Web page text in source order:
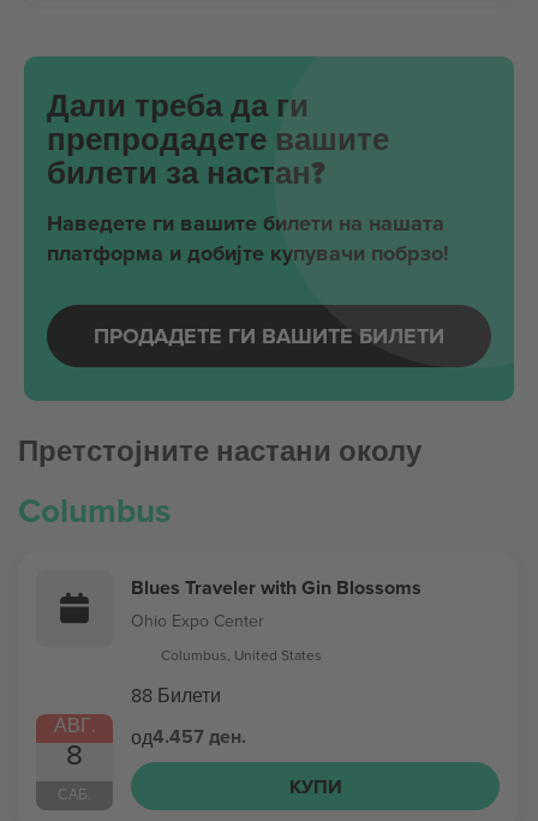
Дали треба да ги
препродадете вашите
билети за настан?
Наведете ги вашите билети на нашата
платформа и добијте купувачи побрзо!
ПРОДАДЕТЕ ГИ ВАШИТЕ БИЛЕТИ
Претстојните настани околу
Columbus
АВГ.
8
САБ.
Blues Traveler with Gin Blossoms
Ohio Expo Center
Columbus, United States
88 Билети
од4.457 ден.
КУПИ